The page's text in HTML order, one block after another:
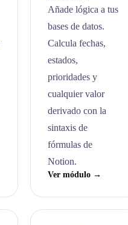
Añade lógica a tus
bases de datos.
Calcula fechas,
estados,
prioridades y
cualquier valor
derivado con la
sintaxis de
fórmulas de
Notion.
Ver módulo →